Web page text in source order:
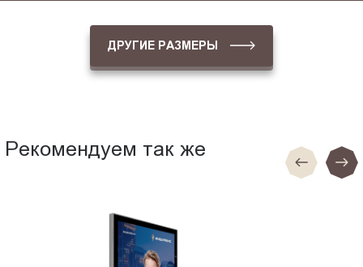
ДРУГИЕ РАЗМЕРЫ
Рекомендуем так же